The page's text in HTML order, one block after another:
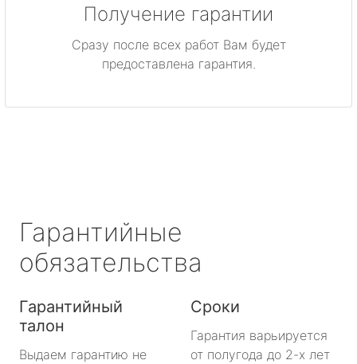
Получение гарантии
Сразу после всех работ Вам будет
предоставлена гарантия.
Гарантийные
обязательства
Гарантийный
талон
Выдаем гарантию не
Сроки
Гарантия варьируется
от полугода до 2-х лет